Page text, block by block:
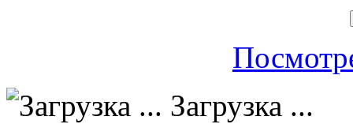
Загрузка ...